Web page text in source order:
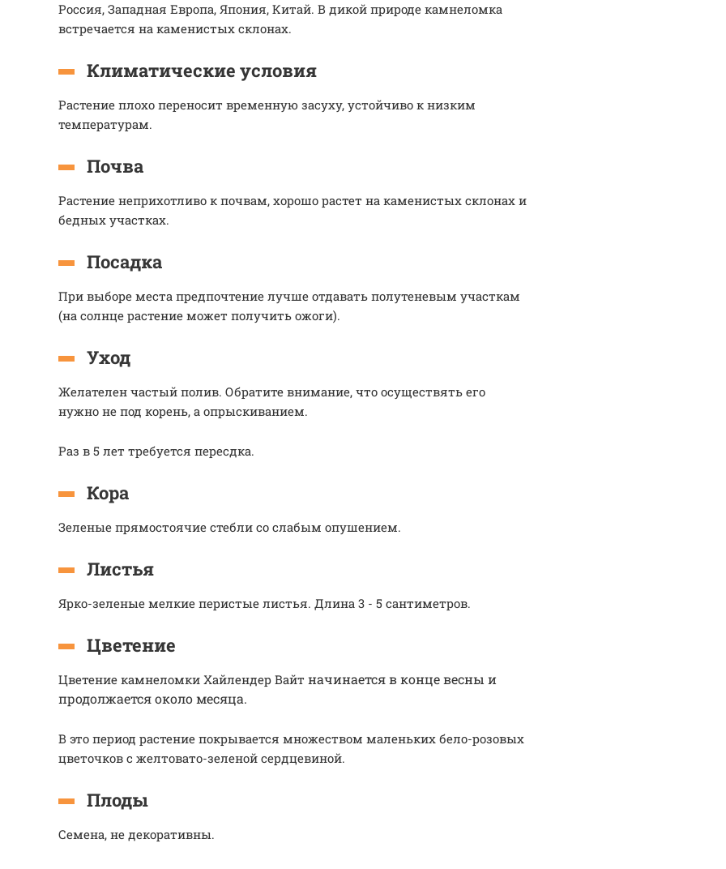
Россия, Западная Европа, Япония, Китай. В дикой природе камнеломка
встречается на каменистых склонах.
Климатические условия
Растение плохо переносит временную засуху, устойчиво к низким
температурам.
Почва
Растение неприхотливо к почвам, хорошо растет на каменистых склонах и
бедных участках.
Посадка
При выборе места предпочтение лучше отдавать полутеневым участкам
(на солнце растение может получить ожоги).
Уход
Желателен частый полив. Обратите внимание, что осуществять его
нужно не под корень, а опрыскиванием.
Раз в 5 лет требуется пересдка.
Кора
Зеленые прямостоячие стебли со слабым опушением.
Листья
Ярко-зеленые мелкие перистые листья. Длина 3 - 5 сантиметров.
Цветение
Цветение камнеломки Хайлендер Вайт начинается в конце весны и
продолжается около месяца.
В это период растение покрывается множеством маленьких бело-розовых
цветочков с желтовато-зеленой сердцевиной.
Плоды
Семена, не декоративны.